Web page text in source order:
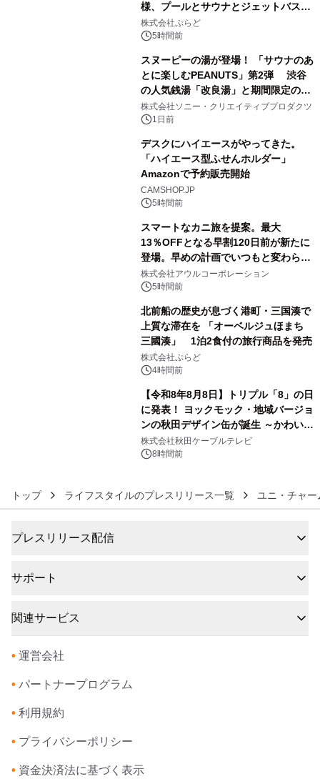
様、プールとサウナとジェットバス付
きで Villa Mon Temps AWAJIの連泊
素泊りプラン
株式会社ぷらど
5時間前
スヌーピーの湯が登場！ 「サウナのあ
とに楽しむPEANUTS」第2弾 渋谷
の人気銭湯「改良湯」と期間限定のコ
ラボレーション サウナイキタイコラ
ボグッズも発売決定！
株式会社ソニー・クリエイティブプロダクツ
1日前
デスクにハイエースがやってきた。
「ハイエース型ふせんホルダー」
Amazonで予約販売開始
CAMSHOP.JP
5時間前
スマートなカニ旅を提案。最大
13％OFFとなる早割120日前が新たに
登場。早めの計画でいつもと変わらぬ
大人の冬旅を。ー夕日ヶ浦温泉「佳松
苑 別邸ふうか」ー
株式会社アウルコーポレーション
5時間前
北前船の歴史が息づく港町・三国湊で
上質な滞在を 「オーベルジュほまち
三國湊」 1泊2食付の旅行商品を発売
株式会社ぷらど
4時間前
【令和8年8月8日】トリプル「8」の日
に発表！ ヨックモック・地域バージョ
ンの秋田デザイン缶が誕生 ～かわいい
秋田犬の子犬と秋田の四季と名所を巡
るパッケージ～ 9月1日(火)秋田県内で
株式会社秋田ケーブルテレビ
8時間前
トップ ライフスタイルのプレスリリース一覧 ユニ・チャー
プレスリリース配信
サポート
関連サービス
• 運営会社
• パートナープログラム
• 利用規約
• プライバシーポリシー
• 資金決済法に基づく表示